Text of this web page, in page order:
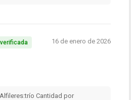
16 de enero de 2026
Cantidad por